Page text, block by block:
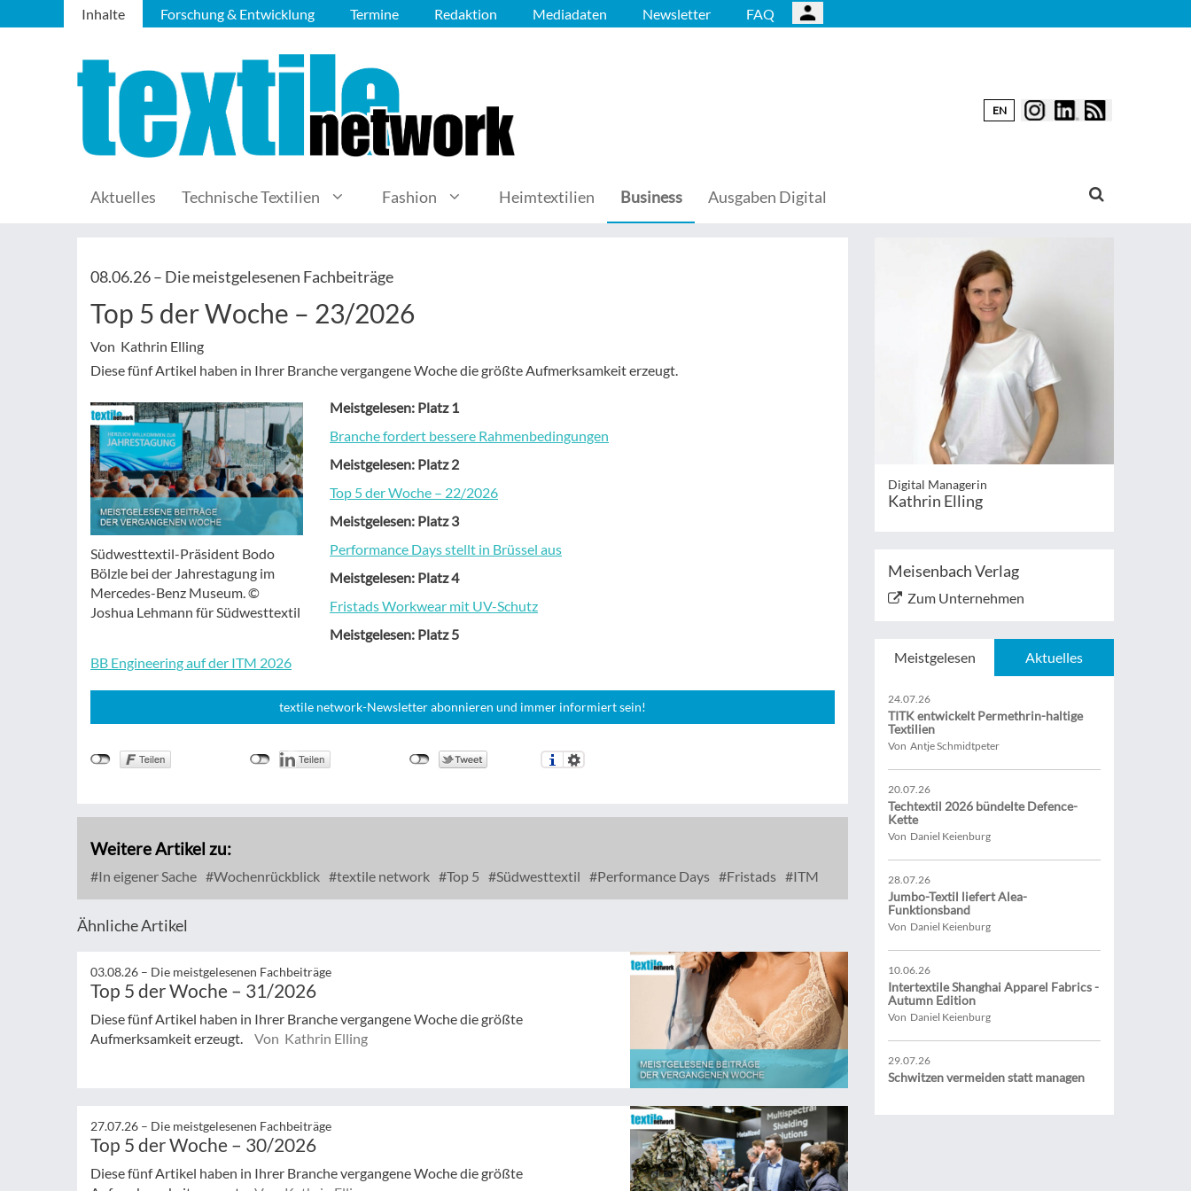
Inhalte Forschung & Entwicklung Termine Redaktion Mediadaten Newsletter FAQ
EN
Aktuelles Technische Textilien Fashion Heimtextilien Business Ausgaben Digital
08.06.26 – Die meistgelesenen Fachbeiträge
Top 5 der Woche – 23/2026
Von Kathrin Elling
Diese fünf Artikel haben in Ihrer Branche vergangene Woche die größte Aufmerksamkeit erzeugt.
Südwesttextil-Präsident Bodo
Bölzle bei der Jahrestagung im
Mercedes-Benz Museum. ©
Joshua Lehmann für Südwesttextil
Meistgelesen: Platz 1
Branche fordert bessere Rahmenbedingungen
Meistgelesen: Platz 2
Top 5 der Woche – 22/2026
Meistgelesen: Platz 3
Performance Days stellt in Brüssel aus
Meistgelesen: Platz 4
Fristads Workwear mit UV-Schutz
Meistgelesen: Platz 5
BB Engineering auf der ITM 2026
textile network-Newsletter abonnieren und immer informiert sein!
Weitere Artikel zu:
In eigener Sache Wochenrückblick textile network Top 5 Südwesttextil Performance Days Fristads ITM
Ähnliche Artikel
03.08.26 – Die meistgelesenen Fachbeiträge
Top 5 der Woche – 31/2026
Diese fünf Artikel haben in Ihrer Branche vergangene Woche die größte
Aufmerksamkeit erzeugt.
Von Kathrin Elling
27.07.26 – Die meistgelesenen Fachbeiträge
Top 5 der Woche – 30/2026
Diese fünf Artikel haben in Ihrer Branche vergangene Woche die größte
Digital Managerin
Kathrin Elling
Meisenbach Verlag
Zum Unternehmen
Meistgelesen Aktuelles
24.07.26
TITK entwickelt Permethrin-haltige
Textilien
Von Antje Schmidtpeter
20.07.26
Techtextil 2026 bündelte Defence-
Kette
Von Daniel Keienburg
28.07.26
Jumbo-Textil liefert Alea-
Funktionsband
Von Daniel Keienburg
10.06.26
Intertextile Shanghai Apparel Fabrics -
Autumn Edition
Von Daniel Keienburg
29.07.26
Schwitzen vermeiden statt managen